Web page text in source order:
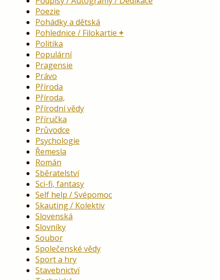
Poezie
Pohádky a dětská
Pohlednice / Filokartie
Politika
Populární
Pragensie
Právo
Příroda
Příroda,
Přírodní vědy
Příručka
Průvodce
Psychologie
Řemesla
Román
Sběratelství
Sci-fi, fantasy
Self help / Svépomoc
Skauting / Kolektiv
Slovenská
Slovníky
Soubor
Společenské vědy
Sport a hry
Stavebnictví